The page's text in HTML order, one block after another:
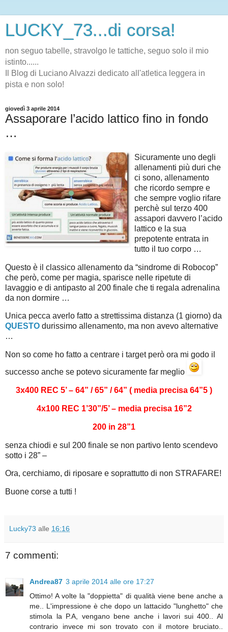
LUCKY_73...di corsa!
non seguo tabelle, stravolgo le tattiche, seguo solo il mio
istinto......
Il Blog di Luciano Alvazzi dedicato all'atletica leggera in
pista e non solo!
giovedì 3 aprile 2014
Assaporare l’acido lattico fino in fondo
…
Sicuramente uno degli
allenamenti più duri che
ci sono, allenamento
che ricordo sempre e
che sempre voglio rifare
perchè sul terzo 400
assapori davvero l’acido
lattico e la sua
prepotente entrata in
tutto il tuo corpo …
Questo è il classico allenamento da “sindrome di Robocop”
che però, come per magia, sparisce nelle ripetute di
lavaggio e di antipasto al 200 finale che ti regala adrenalina
da non dormire …
Unica pecca averlo fatto a strettissima distanza (1 giorno) da
QUESTO durissimo allenamento, ma non avevo alternative
…
Non so come ho fatto a centrare i target però ora mi godo il
successo anche se potevo sicuramente far meglio
3x400 REC 5’ – 64” / 65” / 64” ( media precisa 64”5 )
4x100 REC 1’30”/5’ – media precisa 16”2
200 in 28”1
senza chiodi e sul 200 finale se non partivo lento scendevo
sotto i 28” –
Ora, cerchiamo, di riposare e soprattutto di non STRAFARE!
Buone corse a tutti !
Lucky73 alle 16:16
7 commenti:
Andrea87 3 aprile 2014 alle ore 17:27
Ottimo! A volte la "doppietta" di qualità viene bene anche a
me.. L'impressione è che dopo un lattacido "lunghetto" che
stimola la P.A, vengano bene anche i lavori sui 400.. Al
contrario invece mi son trovato con il motore bruciato..